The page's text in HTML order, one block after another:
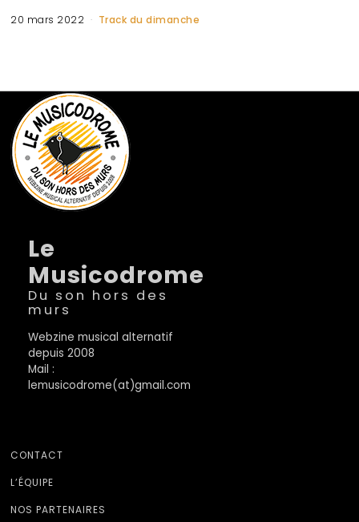
20 mars 2022 Track du dimanche
Le
Musicodrome
Du son hors des
murs
Webzine musical alternatif
depuis 2008
Mail :
lemusicodrome(at)gmail.com
CONTACT
L’ÉQUIPE
NOS PARTENAIRES